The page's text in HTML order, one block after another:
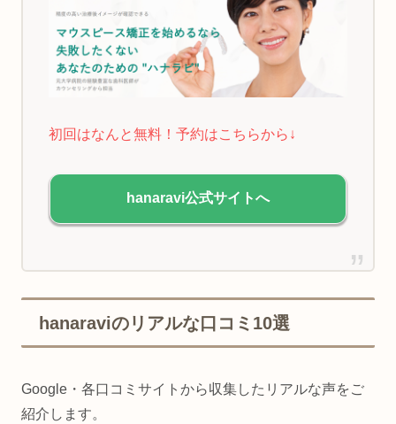
初回はなんと無料！予約はこちらから↓
hanaravi公式サイトへ
hanaraviのリアルな口コミ10選
Google・各口コミサイトから収集したリアルな声をご
紹介します。